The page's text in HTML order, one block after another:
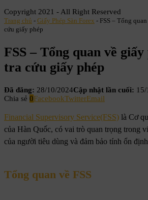
Copyright 2021 - All Right Reserved
Trang chủ - Giấy Phép Sàn Forex - FSS – Tổng
cứu giấy phép
FSS – Tổng quan về
tra cứu giấy phép
Đã đăng: 28/10/2024Cập nhật lần cuối:
Chia sẻ 0FacebookTwitterEmail
Financial Supervisory Service(FSS) là Cơ
của Hàn Quốc, có vai trò quan trọng trong
của người tiêu dùng và đảm bảo tính ổn
Tổng quan về FSS